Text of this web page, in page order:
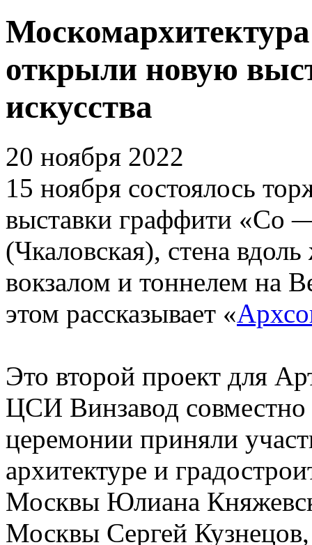
открыли новую
искусства
20 ноября 2022
15 ноября состоялось
выставки граффити «Со
(Чкаловская), стена
вокзалом и тоннелем на
этом рассказывает «
Это второй проект для
ЦСИ Винзавод
церемонии приняли
архитектуре и
Москвы Юлиана
Москвы Сергей